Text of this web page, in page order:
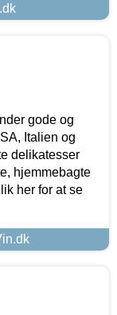
gode og
Italien og
delikatesser
hjemmebagte
her for at se